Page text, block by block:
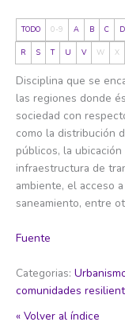
TODO 0-9 A B C D
R S T U V W X
Disciplina que se
las regiones donde
sociedad con
como la distribución
públicos, la
infraestructura de
ambiente, el acceso
saneamiento, entre
Fuente
Categorias:
comunidades
« Volver al índice